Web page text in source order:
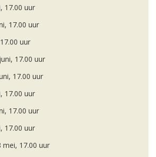
17.00 uur
17.00 uur
uur
17.00 uur
17.00 uur
17.00 uur
17.00 uur
17.00 uur
mei, 17.00 uur